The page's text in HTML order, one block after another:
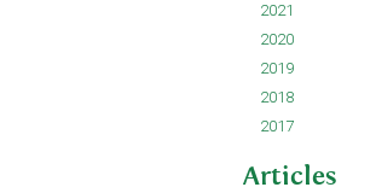
2021
2020
2019
2018
2017
Articles